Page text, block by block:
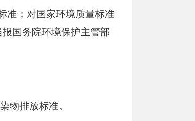
准；对国家环境质量标准
国务院环境保护主管部
物排放标准。